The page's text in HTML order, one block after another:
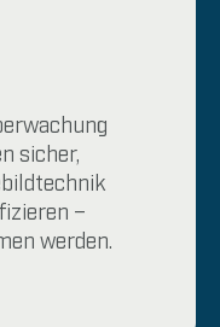
sicher,
–
werden.